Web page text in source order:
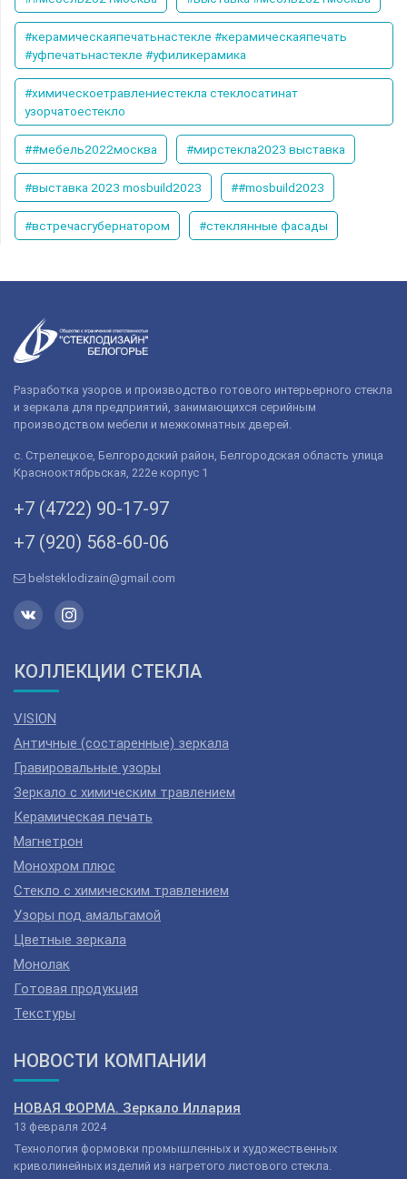
#керамическаяпечатьнастекле #керамическаяпечать
#уфпечатьнастекле #уфиликерамика
#химическоетравлениестекла стеклосатинат
узорчатоестекло
##мебель2022москва #мирстекла2023 выставка
#выставка 2023 mosbuild2023 ##mosbuild2023
#встречасгубернатором #стеклянные фасады
Разработка узоров и производство готового интерьерного стекла
и зеркала для предприятий, занимающихся серийным
производством мебели и межкомнатных дверей.
с. Стрелецкое, Белгородский район, Белгородская область улица
Краснооктябрьская, 222е корпус 1
+7 (4722) 90-­17-­97
+7 (920) 568­-60-06
belsteklodizain@gmail.com
КОЛЛЕКЦИИ СТЕКЛА
VISION
Античные (состаренные) зеркала
Гравировальные узоры
Зеркало с химическим травлением
Керамическая печать
Магнетрон
Монохром плюс
Стекло с химическим травлением
Узоры под амальгамой
Цветные зеркала
Монолак
Готовая продукция
Текстуры
НОВОСТИ КОМПАНИИ
НОВАЯ ФОРМА. Зеркало Иллария
13 февраля 2024
Технология формовки промышленных и художественных
криволинейных изделий из нагретого листового стекла.